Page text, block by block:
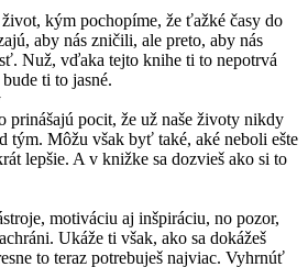
kým pochopíme, že ťažké časy do
aby nás zničili, ale preto, aby nás
Nuž, vďaka tejto knihe ti to nepotrvá
ti to jasné.
prinášajú pocit, že už naše životy nikdy
tým. Môžu však byť také, aké neboli ešte
lepšie. A v knižke sa dozvieš ako si to
motiváciu aj inšpiráciu, no pozor,
Ukáže ti však, ako sa dokážeš
to teraz potrebuješ najviac. Vyhrnúť